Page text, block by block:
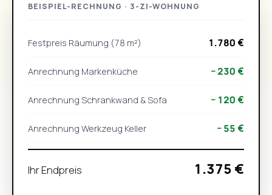
BEISPIEL-RECHNUNG · 3-ZI-WOHNUNG
Festpreis Räumung (78 m²) 1.780 €
Anrechnung Markenküche − 230 €
Anrechnung Schrankwand & Sofa − 120 €
Anrechnung Werkzeug Keller − 55 €
Ihr Endpreis 1.375 €